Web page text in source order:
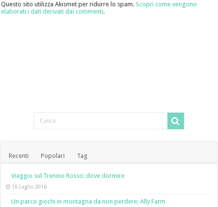
Questo sito utilizza Akismet per ridurre lo spam.Scopri come vengono
elaborati i dati derivati dai commenti.
Recenti Popolari Tag
Viaggio sul Trenino Rosso: dove dormire
16 Luglio 2016
Un parco giochi in montagna da non perdere: Ally Farm